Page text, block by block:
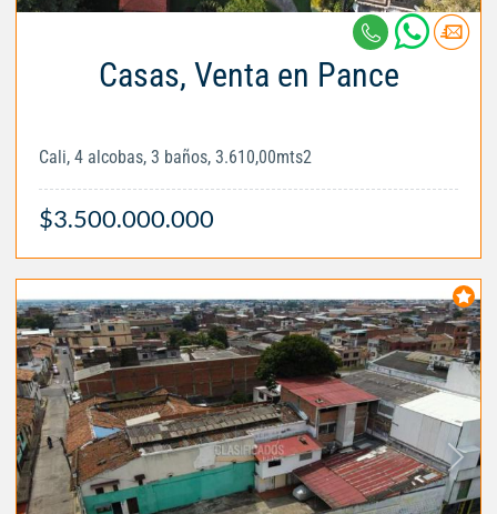
Casas, Venta en Pance
Cali, 4 alcobas, 3 baños, 3.610,00mts2
$3.500.000.000